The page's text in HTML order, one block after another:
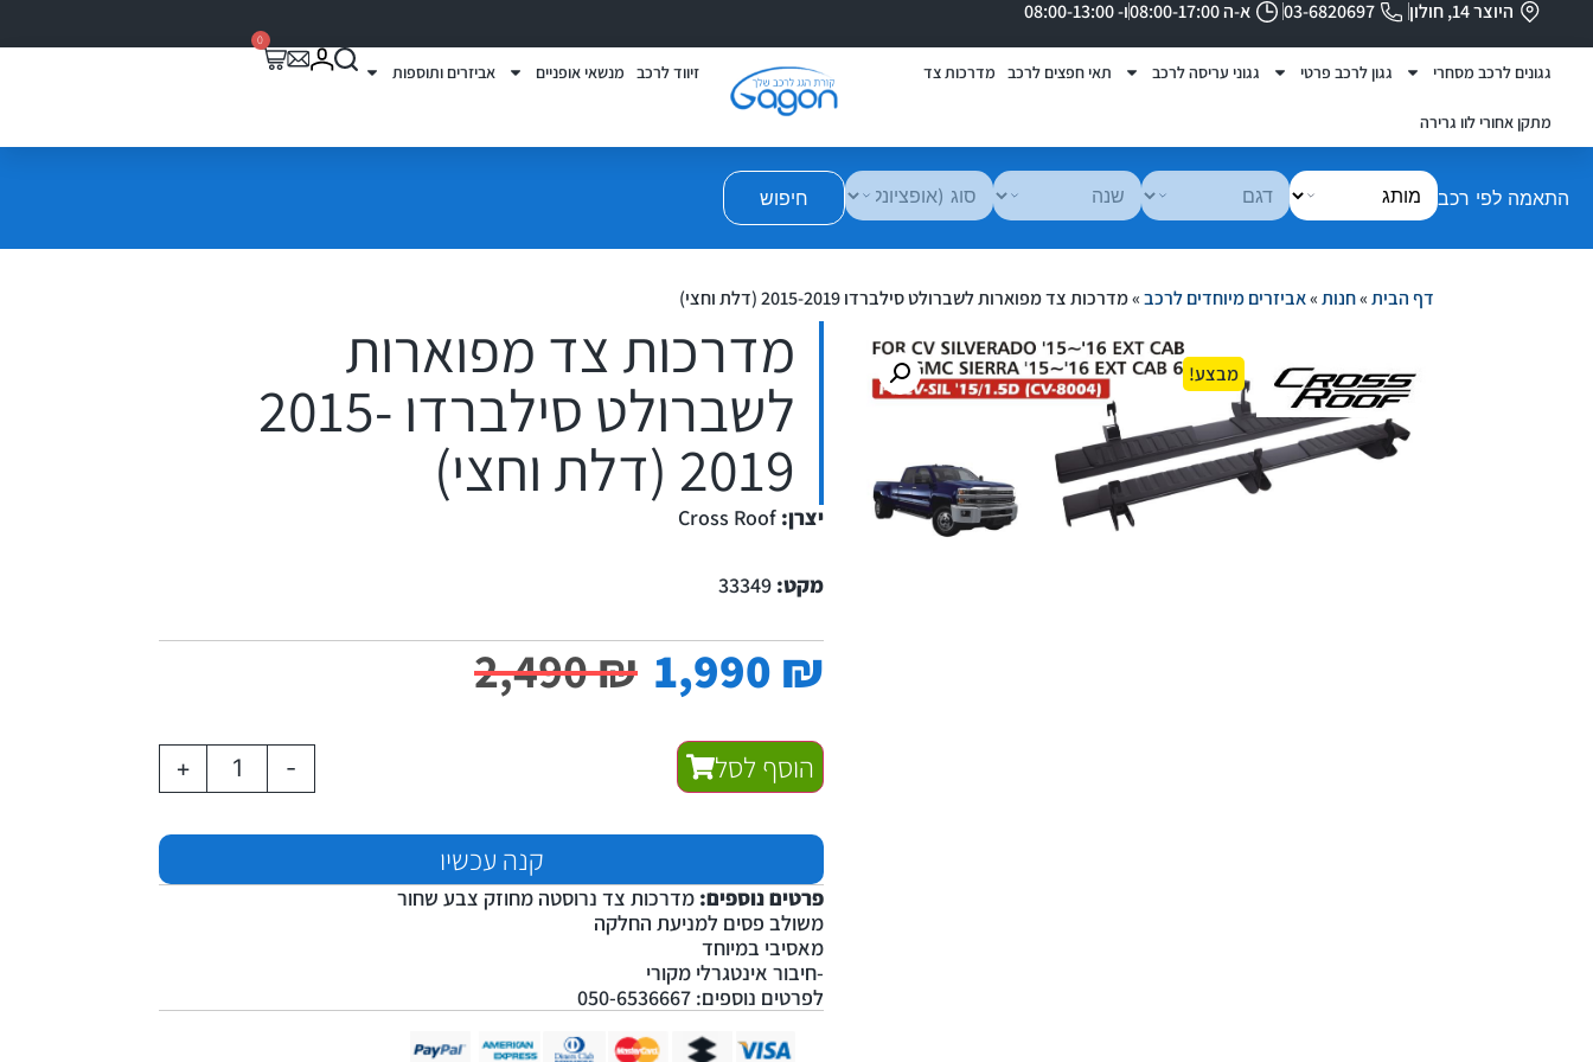
היוצר 14, חולון 03-6820697 א-ה 08:00-17:00 ו- 08:00-13:00
גגונים לרכב מסחרי גגון לרכב פרטי גגוני עריסה לרכב תאי חפצים לרכב מדרכות צד
מתקן אחורי לוו גרירה
זיווד לרכב מנשאי אופניים אביזרים ותוספות
0
התאמה לפי רכב חיפוש
דף הבית»חנות»אביזרים מיוחדים לרכב»מדרכות צד מפוארות לשברולט סילברדו 2015-2019 (דלת וחצי)
מבצע! מדרכות צד מפוארות
לשברולט סילברדו 2015-
2019 (דלת וחצי)
יצרן: Cross Roof
מקט: 33349
2,490₪ 1,990 ₪
-
+ הוסף לסל
קנה עכשיו
פרטים נוספים: מדרכות צד נרוסטה מחוזק צבע שחור
משולב פסים למניעת החלקה
מאסיבי במיוחד
-חיבור אינטגרלי מקורי
לפרטים נוספים: 050-6536667